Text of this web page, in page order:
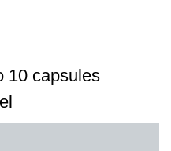
10 capsules